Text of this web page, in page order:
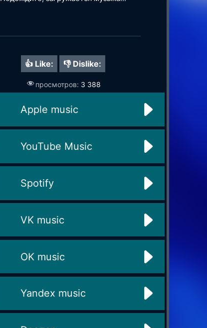
👍 Like: 👎 Dislike:
просмотров: 3 388
Apple music
YouTube Music
Spotify
VK music
OK music
Yandex music